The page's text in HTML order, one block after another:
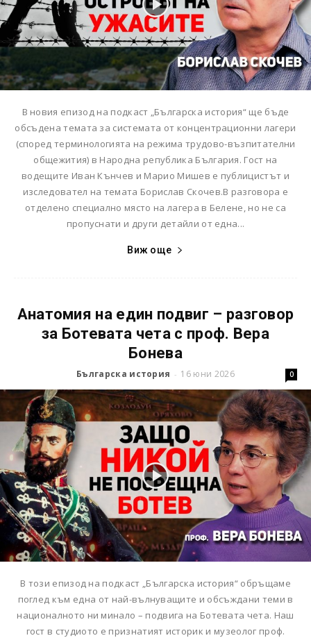
В новия епизод на подкаст „Българска история“ ще бъде
обсъдена темата за системата от концентрационни лагери
(според терминологията на режима трудово-възпитателни
общежития) в Народна република България. Гост на
водещите Иван Кънчев и Марио Мишев е публицистът и
изследовател на темата Борислав Скочев.В разговора е
отделено специално място на лагера в Белене, но не са
пропуснати и други детайли от една...
Виж още
Анатомия на един подвиг – разговор
за Ботевата чета с проф. Вера
Бонева
Българска история - 16 юни 2026 0
В този епизод на подкаст „Българска история“ обръщаме
поглед към една от най-вълнуващите и обсъждани теми в
националното ни минало – подвига на Ботевата чета. Наш
гост в студиото е признатият историк и музеолог проф.